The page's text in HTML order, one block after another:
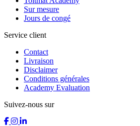
Sur mesure
Jours de congé
Service client
Contact
Livraison
Disclaimer
Conditions générales
Academy Evaluation
Suivez-nous sur